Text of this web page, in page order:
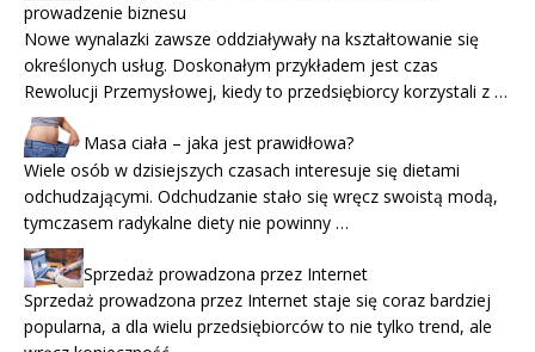
prowadzenie biznesu
Nowe wynalazki zawsze oddziaływały na kształtowanie się
określonych usług. Doskonałym przykładem jest czas
Rewolucji Przemysłowej, kiedy to przedsiębiorcy korzystali z …
Masa ciała – jaka jest prawidłowa?
Wiele osób w dzisiejszych czasach interesuje się dietami
odchudzającymi. Odchudzanie stało się wręcz swoistą modą,
tymczasem radykalne diety nie powinny …
Sprzedaż prowadzona przez Internet
Sprzedaż prowadzona przez Internet staje się coraz bardziej
popularna, a dla wielu przedsiębiorców to nie tylko trend, ale